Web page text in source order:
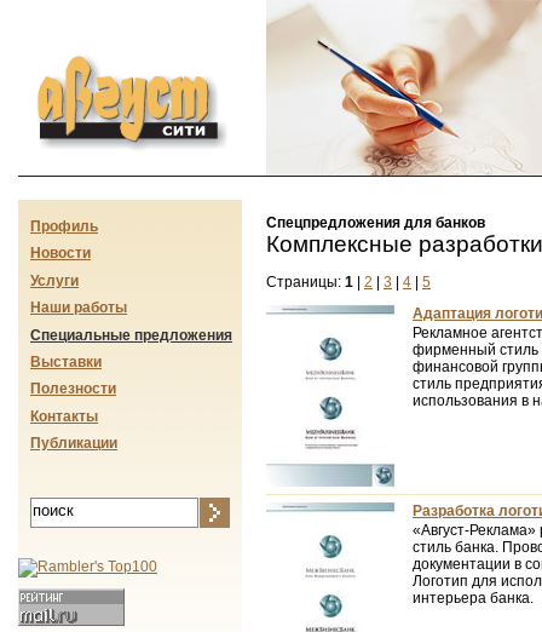
Август-сити
Спецпредложения для банков
Комплексные разработки
Страницы: 1 | 2 | 3 | 4 | 5
Адаптация
Рекламное
фирменный стиль
финансовой
стиль
использования в
Разработка
«Август-
стиль банка.
документации в
Логотип для
интерьера банка.
Профиль
Новости
Услуги
Наши работы
Специальные предложения
Выставки
Полезности
Контакты
Публикации